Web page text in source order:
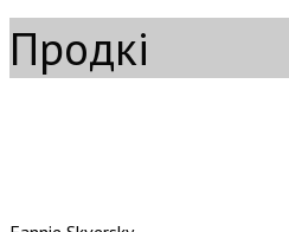
Продкі